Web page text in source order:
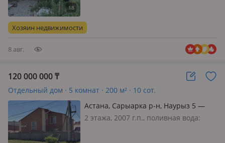
канализация, вода, электричество.
Развитая инфраструктура: рядом
Хозяин недвижимости
8 авг.
120 000 000₸
Отдельный дом · 5 комнат · 200 м² · 10 сот.
Астана, Сарыарка р-н, Наурыз 5 —
Наурыз
2 этажа, 2007 г.п., поливная вода: